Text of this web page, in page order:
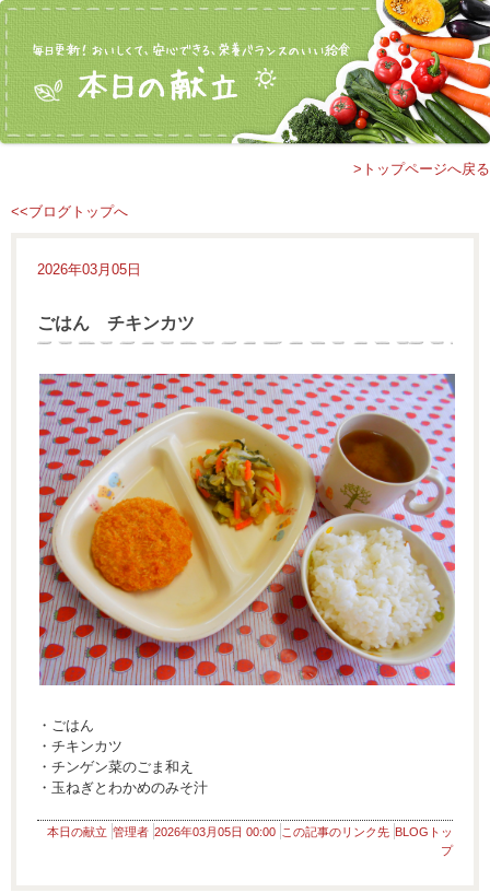
>トップページへ戻る
<<ブログトップへ
2026年03月05日
ごはん チキンカツ
・ごはん
・チキンカツ
・チンゲン菜のごま和え
・玉ねぎとわかめのみそ汁
本日の献立 管理者 2026年03月05日 00:00 この記事のリンク先 BLOGトッ
プ